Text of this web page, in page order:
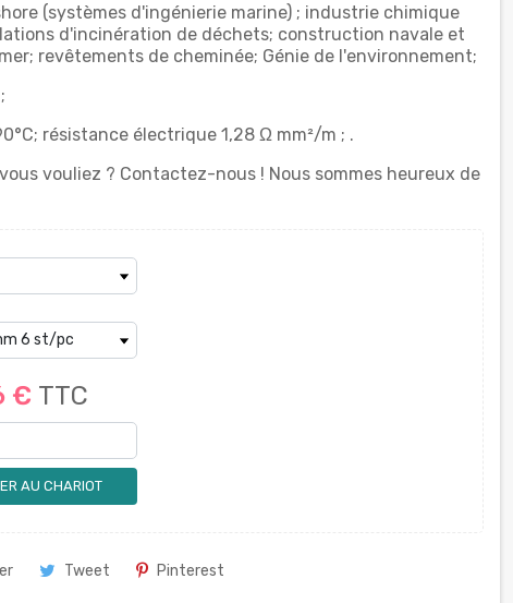
(systèmes d'ingénierie marine) ; industrie chimique
d'incinération de déchets; construction navale et
revêtements de cheminée; Génie de l'environnement;
résistance électrique 1,28 Ω mm²/m ; .
vouliez ? Contactez-nous ! Nous sommes heureux de
€ TTC
AU CHARIOT
Tweet Pinterest